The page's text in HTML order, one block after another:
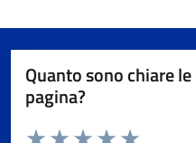
Quanto sono chiare
pagina?
Valuta da 1 a 5 stelle la pagina